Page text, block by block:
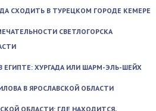
СХОДИТЬ В ТУРЕЦКОМ ГОРОДЕ КЕМЕРЕ
СВЕТЛОГОРСКА
ЕГИПТЕ: ХУРГАДА ИЛИ ШАРМ-ЭЛЬ-ШЕЙХ
В ЯРОСЛАВСКОЙ ОБЛАСТИ
ОБЛАСТИ: ГДЕ НАХОДИТСЯ,